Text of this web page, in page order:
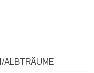
ALBTRÄUME